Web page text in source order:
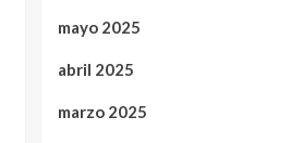
mayo 2025
abril 2025
marzo 2025